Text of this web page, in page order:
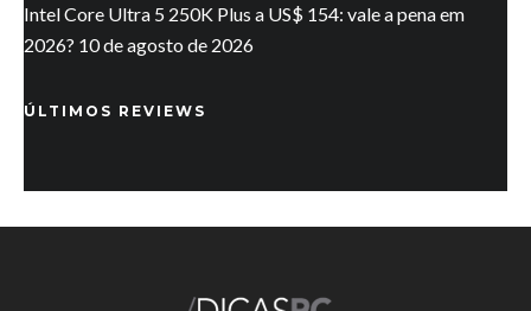
Intel Core Ultra 5 250K Plus a US$ 154: vale a pena em
2026? 10 de agosto de 2026
ÚLTIMOS REVIEWS